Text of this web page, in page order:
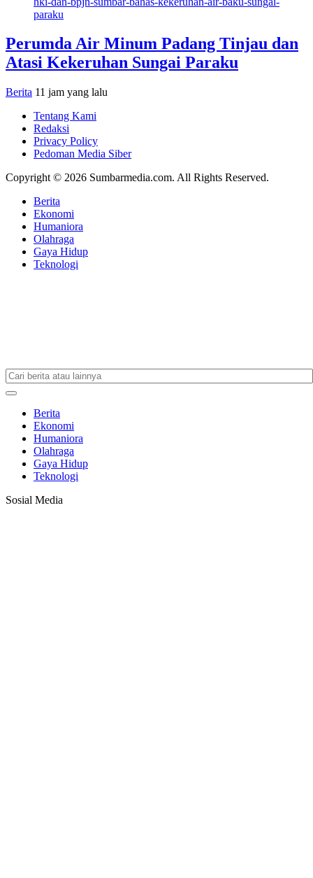
Perumda Air Minum Padang Tinjau dan
Atasi Kekeruhan Sungai Paraku
Berita 11 jam yang lalu
Tentang Kami
Redaksi
Privacy Policy
Pedoman Media Siber
Copyright © 2026 Sumbarmedia.com. All Rights Reserved.
Berita
Ekonomi
Humaniora
Olahraga
Gaya Hidup
Teknologi
Berita
Ekonomi
Humaniora
Olahraga
Gaya Hidup
Teknologi
Sosial Media